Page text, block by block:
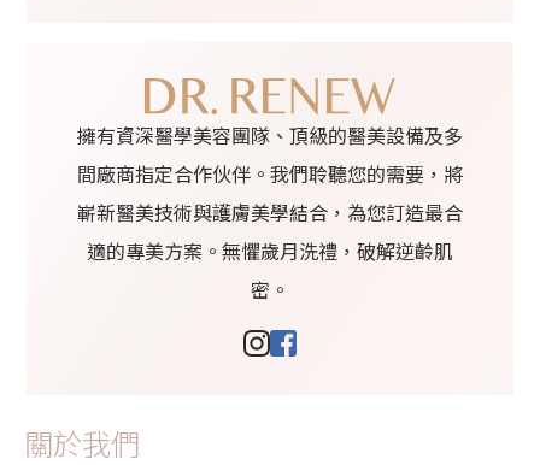
擁有資深醫學美容團隊、頂級的醫美設備及多
間廠商指定合作伙伴。我們聆聽您的需要，將
嶄新醫美技術與護膚美學結合，為您訂造最合
適的專美方案。無懼歲月洗禮，破解逆齡肌
密。
關於我們